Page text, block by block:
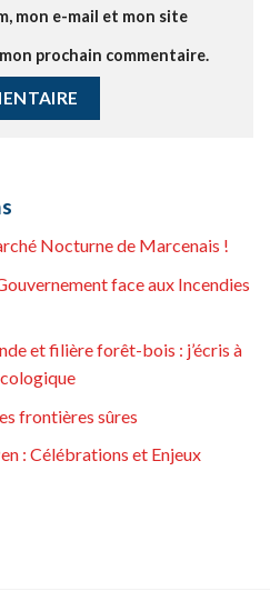
mon e-mail et mon site
prochain commentaire.
Nocturne de Marcenais !
face aux Incendies
et filière forêt-bois : j’écris à
frontières sûres
: Célébrations et Enjeux